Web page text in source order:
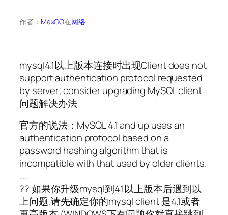
作者： MaxGO在网络
mysql4.1以上版本连接时出现Client does not
support authentication protocol requested
by server; consider upgrading MySQL client
问题解决办法
官方的说法：MySQL 4.1 and up uses an
authentication protocol based on a
password hashing algorithm that is
incompatible with that used by older clients.
…..
?? 如果你升级mysql到4.1以上版本后遇到以
上问题,请先确定你的mysql client 是4.1或者